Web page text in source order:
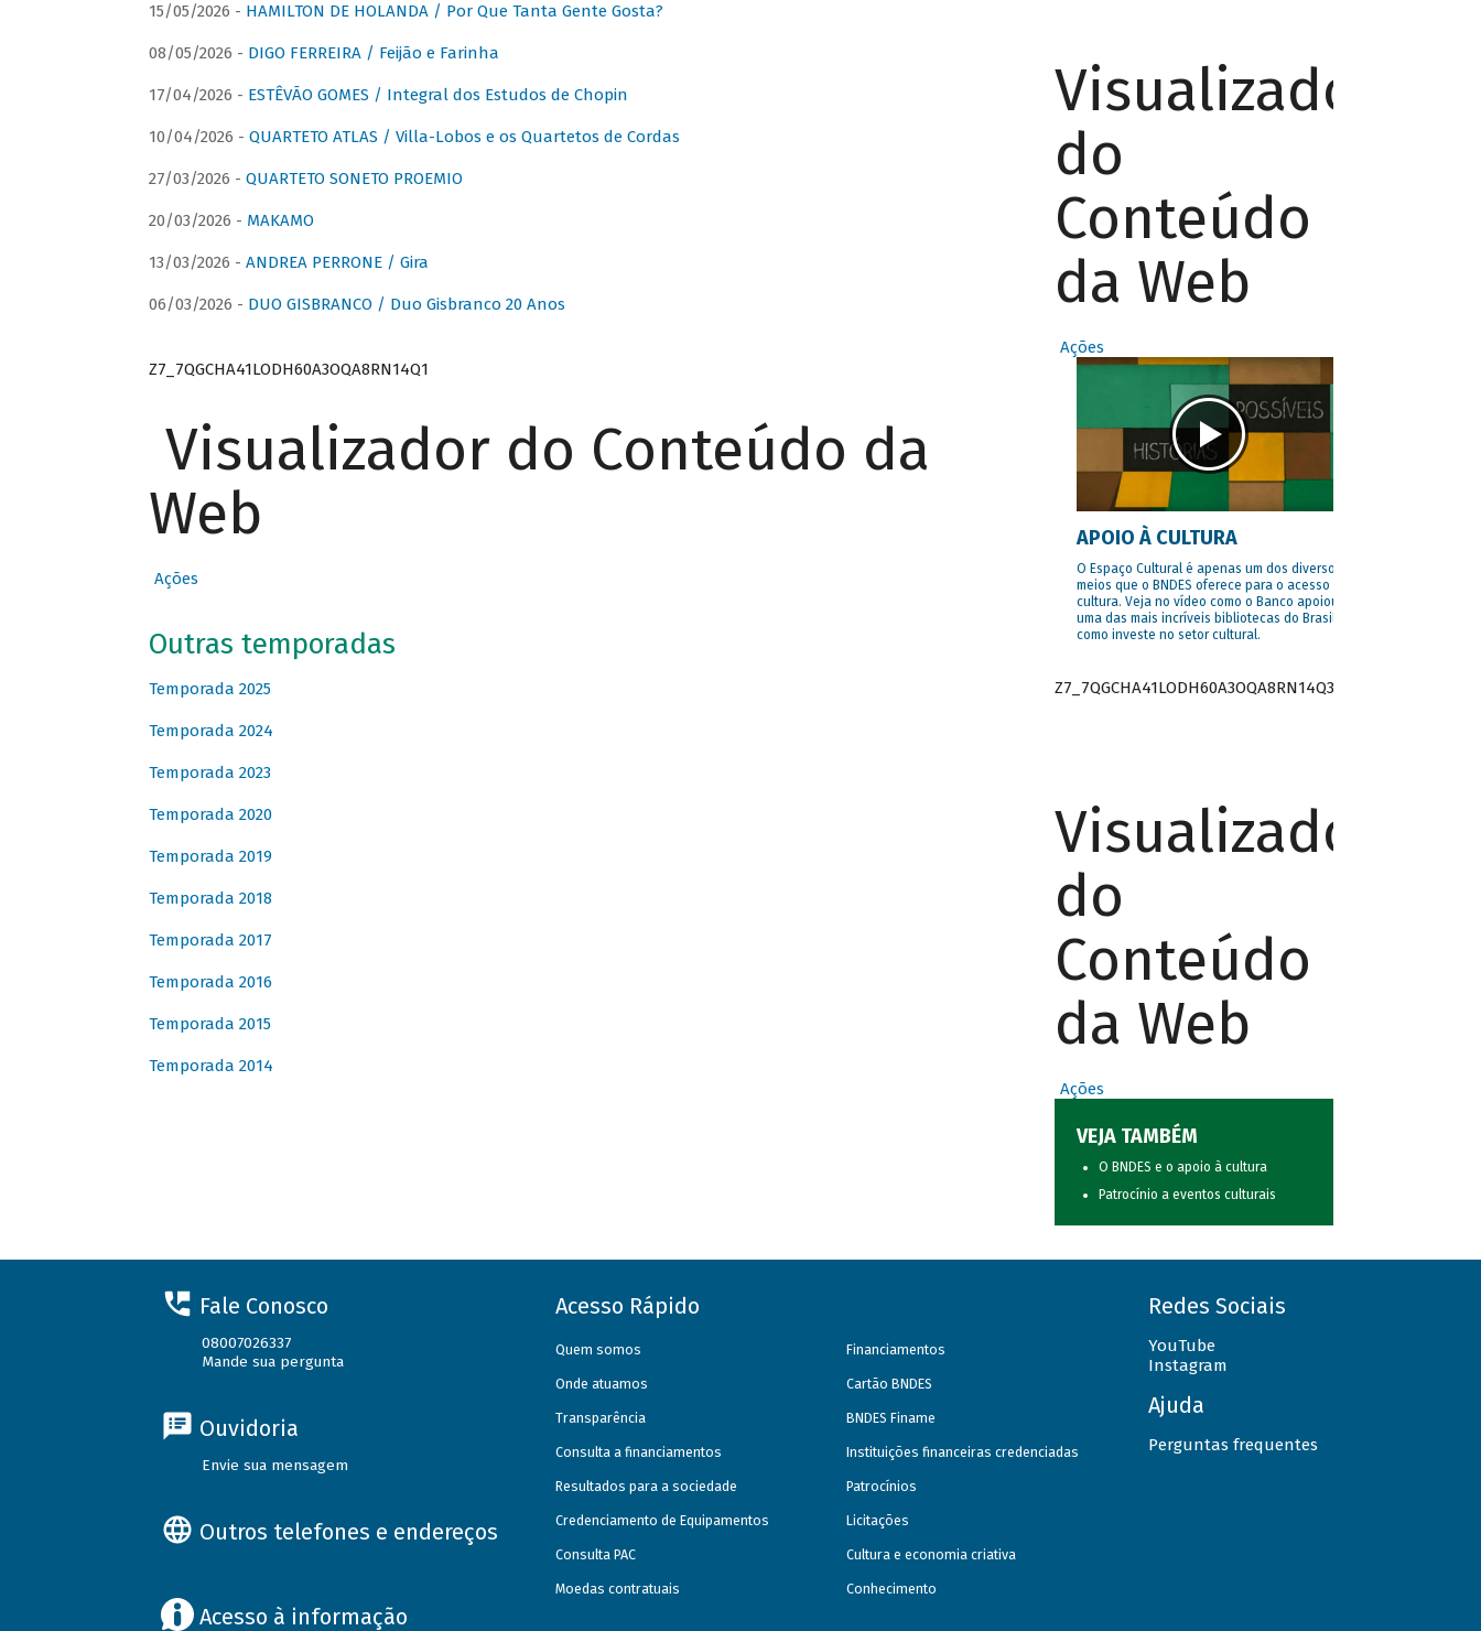
15/05/2026 - HAMILTON DE HOLANDA / Por Que Tanta Gente Gosta?
08/05/2026 - DIGO FERREIRA / Feijão e Farinha
17/04/2026 - ESTÊVÃO GOMES / Integral dos Estudos de Chopin
10/04/2026 - QUARTETO ATLAS / Villa-Lobos e os Quartetos de Cordas
27/03/2026 - QUARTETO SONETO PROEMIO
20/03/2026 - MAKAMO
13/03/2026 - ANDREA PERRONE / Gira
06/03/2026 - DUO GISBRANCO / Duo Gisbranco 20 Anos
Z7_7QGCHA41LODH60A3OQA8RN14Q1
Visualizador do Conteúdo da
Web
Ações
Outras temporadas
Temporada 2025
Temporada 2024
Temporada 2023
Temporada 2020
Temporada 2019
Temporada 2018
Temporada 2017
Temporada 2016
Temporada 2015
Temporada 2014
Visualizador
do
Conteúdo
da Web
Ações
APOIO À CULTURA
O Espaço Cultural é apenas um dos diversos
meios que o BNDES oferece para o acesso à
cultura. Veja no vídeo como o Banco apoiou
uma das mais incríveis bibliotecas do Brasil e
como investe no setor cultural.
Z7_7QGCHA41LODH60A3OQA8RN14Q3
Visualizador
do
Conteúdo
da Web
Ações
VEJA TAMBÉM
O BNDES e o apoio à cultura
Patrocínio a eventos culturais
Fale Conosco
08007026337
Mande sua pergunta
Ouvidoria
Envie sua mensagem
Outros telefones e endereços
Acesso à informação
Acesso Rápido
Quem somos
Onde atuamos
Transparência
Consulta a financiamentos
Resultados para a sociedade
Credenciamento de Equipamentos
Consulta PAC
Moedas contratuais
Financiamentos
Cartão BNDES
BNDES Finame
Instituições financeiras credenciadas
Patrocínios
Licitações
Cultura e economia criativa
Conhecimento
Redes Sociais
YouTube
Instagram
Ajuda
Perguntas frequentes